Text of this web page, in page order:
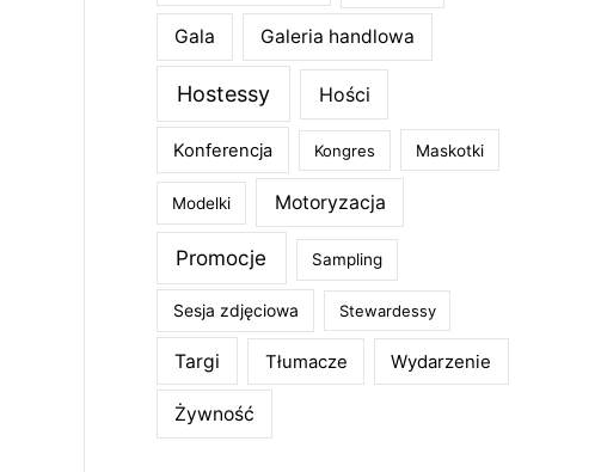
Gala Galeria handlowa
Hostessy Hości
Konferencja Kongres Maskotki
Modelki Motoryzacja
Promocje Sampling
Sesja zdjęciowa Stewardessy
Targi Tłumacze Wydarzenie
Żywność